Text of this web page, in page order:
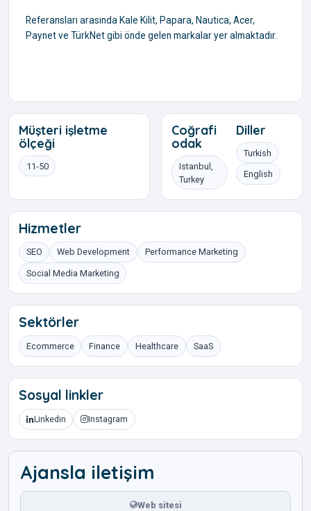
Referansları arasında Kale Kilit, Papara, Nautica, Acer,
Paynet ve TürkNet gibi önde gelen markalar yer almaktadır.
Müşteri işletme
ölçeği
11-50
Coğrafi
odak
Istanbul,
Turkey
Diller
Turkish
English
Hizmetler
SEO Web Development Performance Marketing
Social Media Marketing
Sektörler
Ecommerce Finance Healthcare SaaS
Sosyal linkler
Linkedin Instagram
Ajansla iletişim
Web sitesi